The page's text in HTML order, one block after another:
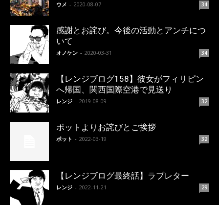
ウメ - 2020-08-07 34
感謝とお詫び。今後の活動とアンチにつ
いて
オノケン - 2020-03-31 34
【レンジブログ158】彼女がフィリピン
へ帰国、関西国際空港で見送り
レンジ - 2019-08-09 32
ポットよりお詫びとご挨拶
ポット - 2022-03-19 32
【レンジブログ最終話】ラブレター
レンジ - 2022-11-21 29